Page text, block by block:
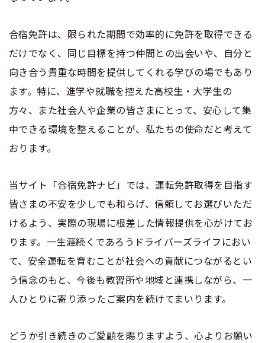
合宿免許は、限られた期間で効率的に免許を取得できる
だけでなく、同じ目標を持つ仲間との出会いや、自分と
向き合う貴重な時間を提供してくれる学びの場でもあり
ます。特に、進学や就職を控えた高校生・大学生の
方々、また社会人や企業の皆さまにとって、安心して集
中できる環境を整えることが、私たちの使命だと考えて
おります。
当サイト「合宿免許ナビ」では、運転免許取得を目指す
皆さまの不安を少しでも和らげ、信頼してお選びいただ
けるよう、実際の現場に根差した情報提供を心がけてお
ります。一生涯続くであろうドライバーズライフにおい
て、安全運転を育むことが社会への貢献につながるとい
う信念のもと、今後も教習所や地域と連携しながら、一
人ひとりに寄り添ったご案内を続けてまいります。
どうか引き続きのご愛顧を賜りますよう、心よりお願い